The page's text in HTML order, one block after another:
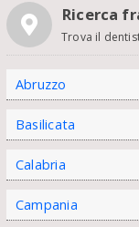
Ricerca
Trova il
Abruzzo
Basilicata
Calabria
Campania